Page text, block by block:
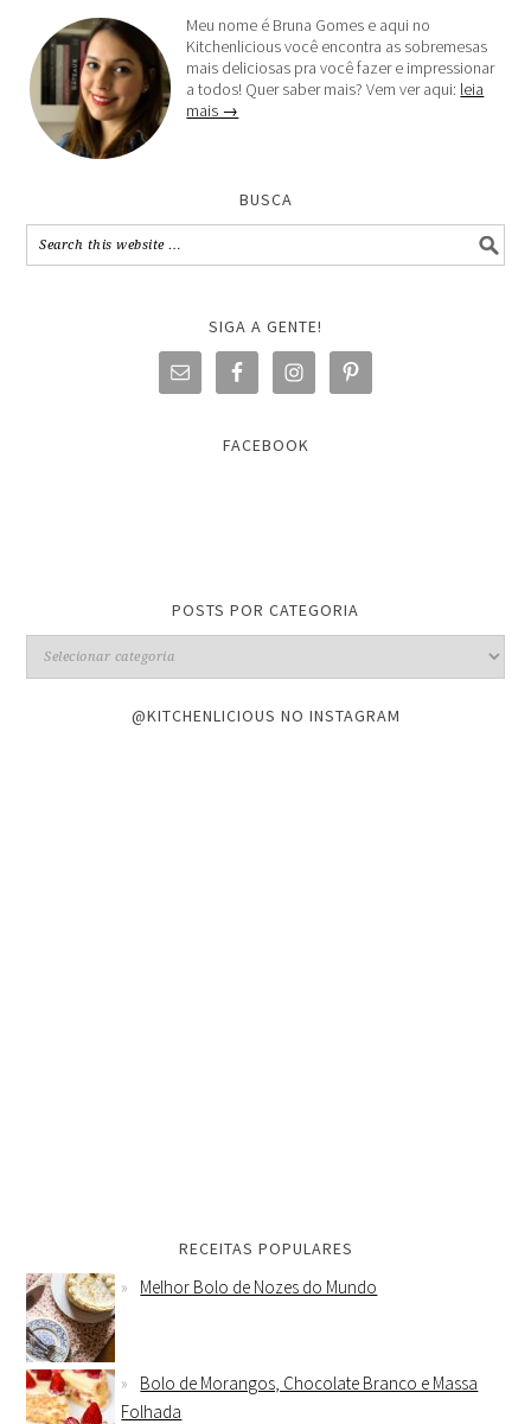
Meu nome é Bruna Gomes e aqui no
Kitchenlicious você encontra as sobremesas
mais deliciosas pra você fazer e impressionar
a todos! Quer saber mais? Vem ver aqui: leia
mais →
BUSCA
SIGA A GENTE!
FACEBOOK
POSTS POR CATEGORIA
@KITCHENLICIOUS NO INSTAGRAM
RECEITAS POPULARES
Melhor Bolo de Nozes do Mundo
Bolo de Morangos, Chocolate Branco e Massa
Folhada